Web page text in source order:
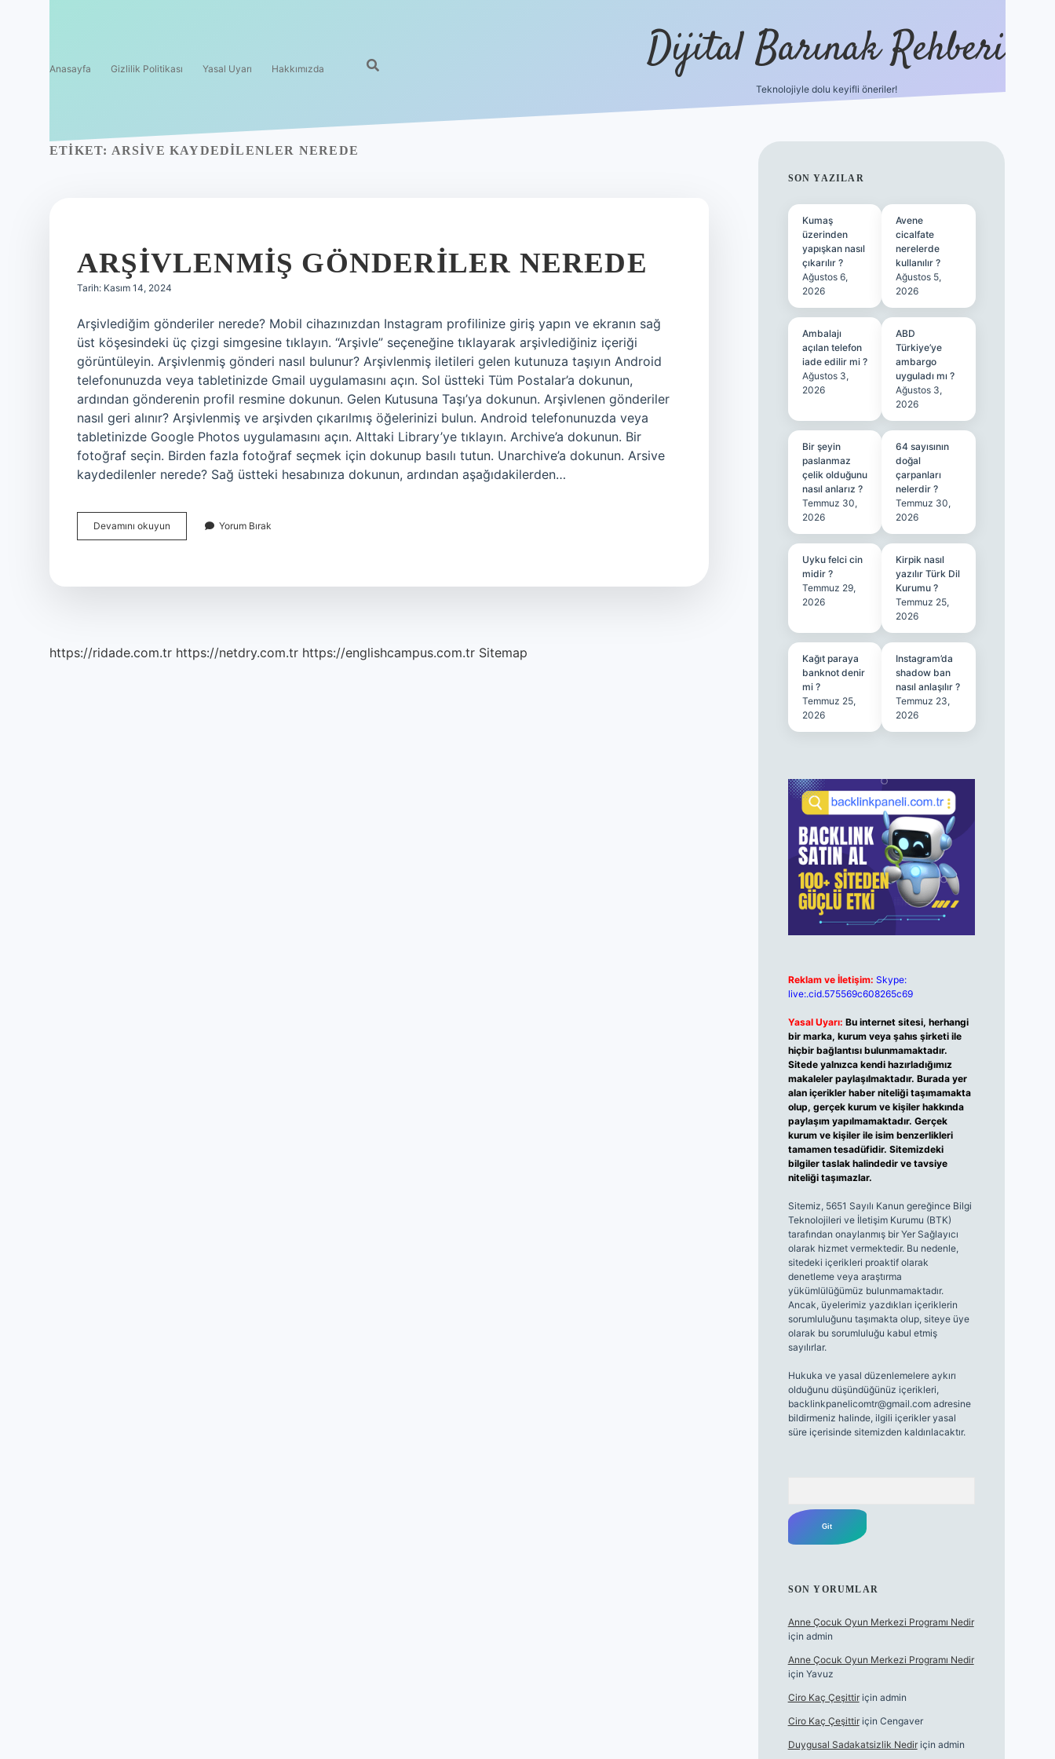
Anasayfa Gizlilik Politikası Yasal Uyarı Hakkımızda Dijital Barınak Rehberi
Teknolojiyle dolu keyifli öneriler!
ETIKET: ARSIVE KAYDEDILENLER NEREDE
ARŞIVLENMIŞ GÖNDERILER NEREDE
Tarih: Kasım 14, 2024
Arşivlediğim gönderiler nerede? Mobil cihazınızdan Instagram profilinize giriş yapın ve ekranın sağ
üst köşesindeki üç çizgi simgesine tıklayın. “Arşivle” seçeneğine tıklayarak arşivlediğiniz içeriği
görüntüleyin. Arşivlenmiş gönderi nasıl bulunur? Arşivlenmiş iletileri gelen kutunuza taşıyın Android
telefonunuzda veya tabletinizde Gmail uygulamasını açın. Sol üstteki Tüm Postalar’a dokunun,
ardından gönderenin profil resmine dokunun. Gelen Kutusuna Taşı’ya dokunun. Arşivlenen gönderiler
nasıl geri alınır? Arşivlenmiş ve arşivden çıkarılmış öğelerinizi bulun. Android telefonunuzda veya
tabletinizde Google Photos uygulamasını açın. Alttaki Library’ye tıklayın. Archive’a dokunun. Bir
fotoğraf seçin. Birden fazla fotoğraf seçmek için dokunup basılı tutun. Unarchive’a dokunun. Arsive
kaydedilenler nerede? Sağ üstteki hesabınıza dokunun, ardından aşağıdakilerden…
Devamını okuyun Arşivlenmiş
Gönderiler
Yorum Bırak
https://ridade.com.tr https://netdry.com.tr https://englishcampus.com.tr Sitemap
SIDEBAR
SON YAZILAR
Kumaş
üzerinden
yapışkan nasıl
çıkarılır ?
Ağustos 6,
2026
Avene
cicalfate
nerelerde
kullanılır ?
Ağustos 5,
2026
Ambalajı
açılan telefon
iade edilir mi ?
Ağustos 3,
2026
ABD
Türkiye’ye
ambargo
uyguladı mı ?
Ağustos 3,
2026
Bir şeyin
paslanmaz
çelik olduğunu
nasıl anlarız ?
Temmuz 30,
2026
64 sayısının
doğal
çarpanları
nelerdir ?
Temmuz 30,
2026
Uyku felci cin
midir ?
Temmuz 29,
2026
Kirpik nasıl
yazılır Türk Dil
Kurumu ?
Temmuz 25,
2026
Kağıt paraya
banknot denir
mi ?
Temmuz 25,
2026
Instagram’da
shadow ban
nasıl anlaşılır ?
Temmuz 23,
2026
Reklam ve İletişim: Skype:
live:.cid.575569c608265c69
Yasal Uyarı: Bu internet sitesi, herhangi
bir marka, kurum veya şahıs şirketi ile
hiçbir bağlantısı bulunmamaktadır.
Sitede yalnızca kendi hazırladığımız
makaleler paylaşılmaktadır. Burada yer
alan içerikler haber niteliği taşımamakta
olup, gerçek kurum ve kişiler hakkında
paylaşım yapılmamaktadır. Gerçek
kurum ve kişiler ile isim benzerlikleri
tamamen tesadüfidir. Sitemizdeki
bilgiler taslak halindedir ve tavsiye
niteliği taşımazlar.
Sitemiz, 5651 Sayılı Kanun gereğince Bilgi
Teknolojileri ve İletişim Kurumu (BTK)
tarafından onaylanmış bir Yer Sağlayıcı
olarak hizmet vermektedir. Bu nedenle,
sitedeki içerikleri proaktif olarak
denetleme veya araştırma
yükümlülüğümüz bulunmamaktadır.
Ancak, üyelerimiz yazdıkları içeriklerin
sorumluluğunu taşımakta olup, siteye üye
olarak bu sorumluluğu kabul etmiş
sayılırlar.
Hukuka ve yasal düzenlemelere aykırı
olduğunu düşündüğünüz içerikleri,
backlinkpanelicomtr@gmail.comadresine
bildirmeniz halinde, ilgili içerikler yasal
süre içerisinde sitemizden kaldırılacaktır.
SON YORUMLAR
Anne Çocuk Oyun Merkezi Programı Nedir
için admin
Anne Çocuk Oyun Merkezi Programı Nedir
için Yavuz
Ciro Kaç Çeşittiriçin admin
Ciro Kaç Çeşittiriçin Cengaver
Duygusal Sadakatsizlik Nediriçin admin
hiltonbet güncel